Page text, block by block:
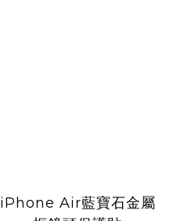
iPhone Air藍寶石金屬